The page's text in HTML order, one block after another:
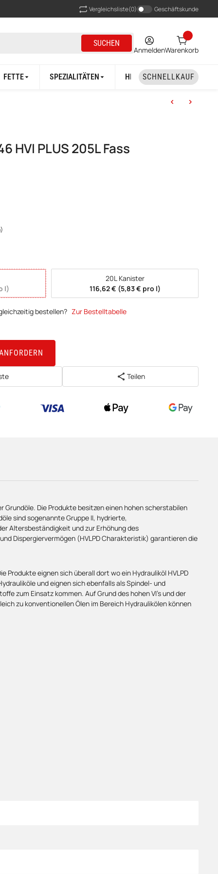
Vergleichsliste(0) Geschäftskunde
SUCHEN
AnmeldenWarenkorb
FETTE SPEZIALITÄTEN HERSTELLER
SCHNELLKAUF
HVI PLUS 205L Fass
l)
20L Kanister
116,62 € (5,83 € pro l)
bestellen? Zur Bestelltabelle
Teilen
Grundöle. Die Produkte besitzen einen hohen scherstabilen
sind sogenannte Gruppe II, hydrierte,
Altersbeständigkeit und zur Erhöhung des
Dispergiervermögen (HVLPD Charakteristik) garantieren die
Produkte eignen sich überall dort wo ein Hydrauliköl HVLPD
und eignen sich ebenfalls als Spindel- und
zum Einsatz kommen. Auf Grund des hohen VI’s und der
zu konventionellen Ölen im Bereich Hydraulikölen können